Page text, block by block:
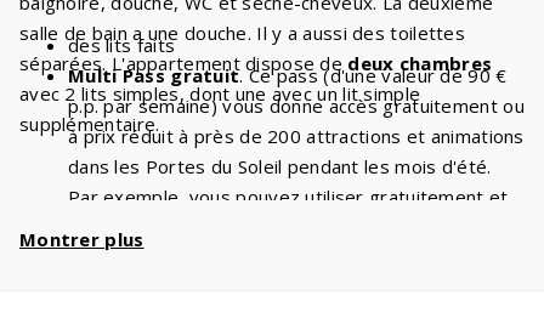
salle de bain a une douche. Il y a aussi des toilettes
séparées. L'appartement dispose de deux chambres
avec 2 lits simples, dont une avec un lit simple
supplémentaire.
des lits faits
Multi Pass gratuit. Ce pass (d'une valeur de 90 €
p.p. par semaine) vous donne accès gratuitement ou
à prix réduit à près de 200 attractions et animations
dans les Portes du Soleil pendant les mois d'été.
Par exemple, vous pouvez utiliser gratuitement et
de manière illimitée les
téléphériques
Montrer plus